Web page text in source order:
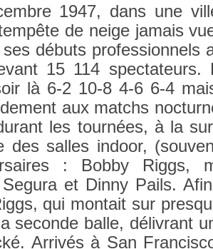
1947, dans une
de neige jamais
débuts pro­fes­sion­nels
15 114 spec­tateurs.
là 6-2 10-8 4-6 6-4
aux matchs
les tournées, à la
des sal­les in­door,
: Bobby Riggs,
et Dinny Pails.
qui mon­tait sur
secon­de balle, déliv­rant
Arrivés à San